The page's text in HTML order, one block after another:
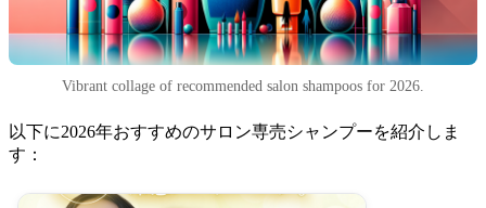
Vibrant collage of recommended salon shampoos for 2026.
以下に2026年おすすめのサロン専売シャンプーを紹介しま
す：